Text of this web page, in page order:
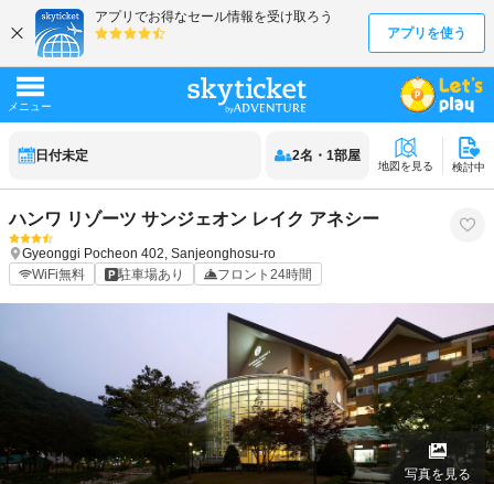
日付未定 2名 ・ 1部屋
地図を見る 検討中
ハンワ リゾーツ サンジェオン レイク アネシー
Gyeonggi Pocheon 402, Sanjeonghosu-ro
WiFi無料
駐車場あり フロント24時間
写真を見る